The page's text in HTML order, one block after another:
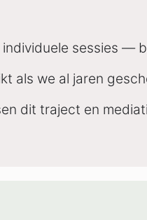
sessies —
als we al jaren
dit traject en